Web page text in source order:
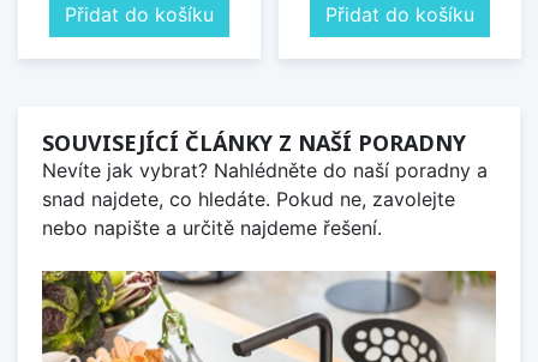
Přidat do košíku Přidat do košíku
SOUVISEJÍCÍ ČLÁNKY Z NAŠÍ PORADNY
Nevíte jak vybrat? Nahlédněte do naší poradny a
snad najdete, co hledáte. Pokud ne, zavolejte
nebo napište a určitě najdeme řešení.